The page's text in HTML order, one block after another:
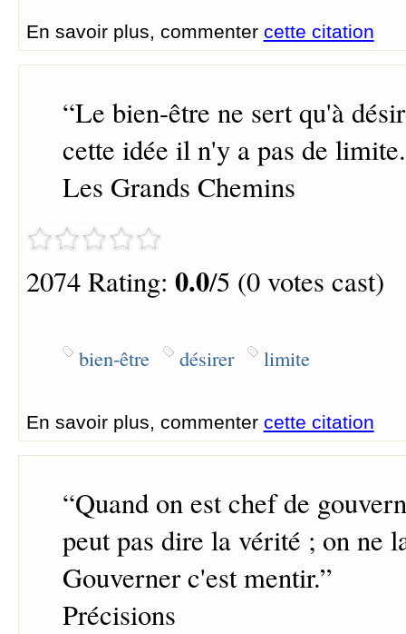
En savoir plus, commenter cette citation
“Le bien-être ne sert qu'à
cette idée il n'y a pas de limite.
Les Grands Chemins
2074 Rating: 0.0/5 (0 votes cast)
bien-être désirer limite
En savoir plus, commenter cette citation
“Quand on est chef de
peut pas dire la vérité ; on ne
Gouverner c'est mentir.”
Précisions